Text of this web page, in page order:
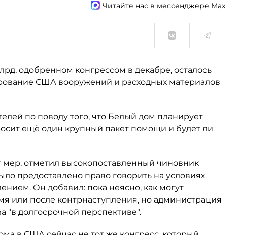
Читайте нас в мессенджере Max
одобренном конгрессом в декабре, осталось
США вооружений и расходных материалов
по поводу того, что Белый дом планирует
ещё один крупный пакет помощи и будет ли
отметил высокопоставленный чиновник
предоставлено право говорить на условиях
Он добавил: пока неясно, как могут
или после контрнаступления, но администрация
долгосрочной перспективе".